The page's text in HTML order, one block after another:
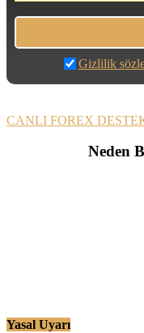
Gizlilik
CANLI FOREX
Neden
Yasal Uyarı